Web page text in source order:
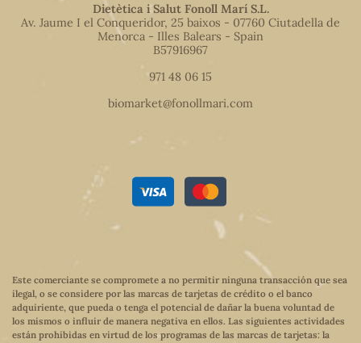
Dietètica i Salut Fonoll Marí S.L.
Av. Jaume I el Conqueridor, 25 baixos - 07760 Ciutadella de
Menorca - Illes Balears - Spain
B57916967
971 48 06 15
biomarket@fonollmari.com
Este comerciante se compromete a no permitir ninguna transacción que sea
ilegal, o se considere por las marcas de tarjetas de crédito o el banco
adquiriente, que pueda o tenga el potencial de dañar la buena voluntad de
los mismos o influir de manera negativa en ellos. Las siguientes actividades
están prohibidas en virtud de los programas de las marcas de tarjetas: la